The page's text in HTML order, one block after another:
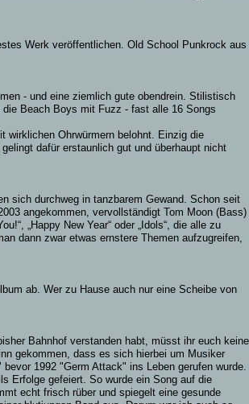
Werk veröffentlichen. Old School Punkrock aus
- und eine ziemlich gute obendrein. Stilistisch
Beach Boys mit Fuzz - fast alle 16 Songs
wirklichen Ohrwürmern belohnt. Einzig die
dafür erstaunlich gut und überhaupt nicht
sich durchweg in tanzbarem Gewand. Schon seit
angekommen, vervollständigt Tom Moon (Bass)
„Happy New Year“ oder „Idols“, die alle zu
dann zwar etwas ernstere Themen aufzugreifen,
ab. Wer zu Hause auch nur eine Scheibe von
Bahnhof verstanden habt, müsst ihr euch keine
gekommen, dass es sich hierbei um Musiker
1992 "Germ Attack" ins Leben gerufen wurde.
Erfolge gefeiert. So wurde ein Song auf die
echt frisch rüber und spiegelt eine gesunde